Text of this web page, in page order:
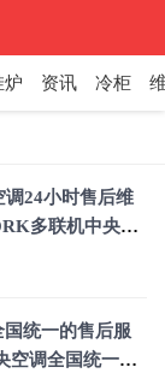
炉 资讯 冷柜
24小时售后维
多联机中央空
统一的售后服
空调全国统一售